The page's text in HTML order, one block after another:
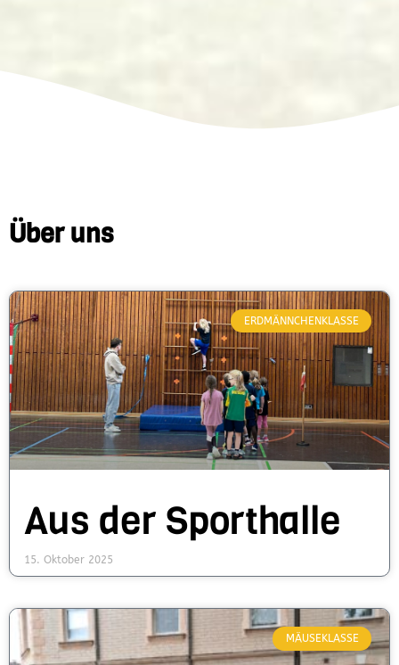
Über uns
ERDMÄNNCHENKLASSE
Aus der Sporthalle
15. Oktober 2025
MÄUSEKLASSE